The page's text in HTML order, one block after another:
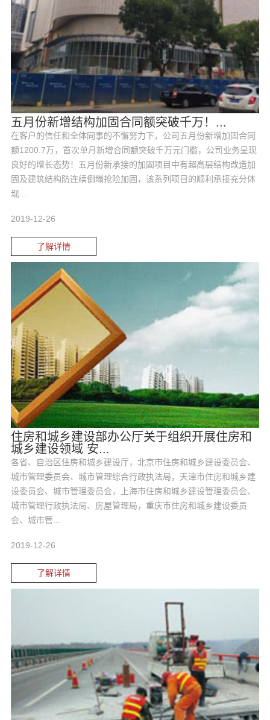
五月份新增结构加固合同额突破千万！...
在客户的信任和全体同事的不懈努力下，公司五月份新增加固合同
额1200.7万，首次单月新增合同额突破千万元门槛，公司业务呈现
良好的增长态势！五月份新承接的加固项目中有超高层结构改造加
固及建筑结构防连续倒塌抢险加固，该系列项目的顺利承接充分体
现...
2019-12-26
了解详情
住房和城乡建设部办公厅关于组织开展住房和
城乡建设领域 安...
各省、自治区住房和城乡建设厅，北京市住房和城乡建设委员会、
城市管理委员会、城市管理综合行政执法局，天津市住房和城乡建
设委员会、城市管理委员会，上海市住房和城乡建设管理委员会、
城市管理行政执法局、房屋管理局，重庆市住房和城乡建设委员
会、城市管...
2019-12-26
了解详情